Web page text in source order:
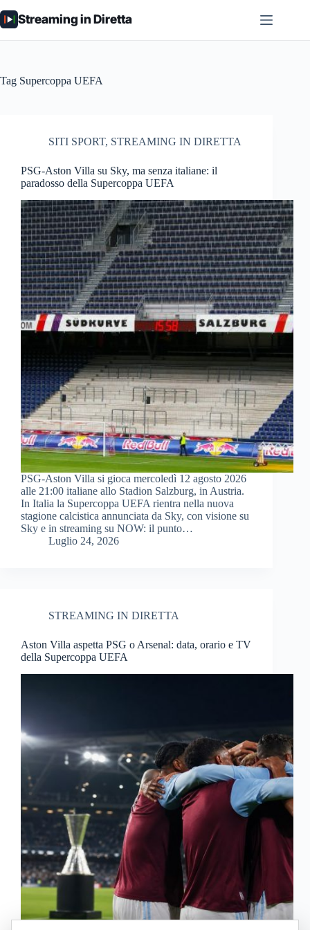
al
contenuto
Streaming in Diretta
Tag Supercoppa UEFA
SITI SPORT, STREAMING IN DIRETTA
PSG-Aston Villa su Sky, ma senza italiane: il
paradosso della Supercoppa UEFA
PSG-Aston Villa si gioca mercoledì 12 agosto 2026
alle 21:00 italiane allo Stadion Salzburg, in Austria.
In Italia la Supercoppa UEFA rientra nella nuova
stagione calcistica annunciata da Sky, con visione su
Sky e in streaming su NOW: il punto…
Luglio 24, 2026
STREAMING IN DIRETTA
Aston Villa aspetta PSG o Arsenal: data, orario e TV
della Supercoppa UEFA